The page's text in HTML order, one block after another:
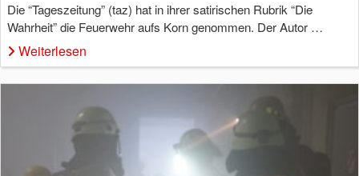
Die “Tageszeitung” (taz) hat in ihrer satirischen Rubrik “Die
Wahrheit” die Feuerwehr aufs Korn genommen. Der Autor …
Weiterlesen